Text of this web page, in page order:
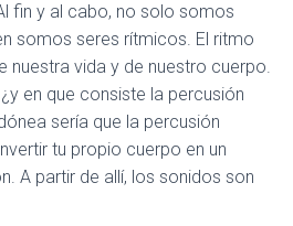
fin y al cabo, no solo somos
somos seres rítmicos. El ritmo
nuestra vida y de nuestro cuerpo.
en que consiste la percusión
sería que la percusión
tu propio cuerpo en un
A partir de allí, los sonidos son